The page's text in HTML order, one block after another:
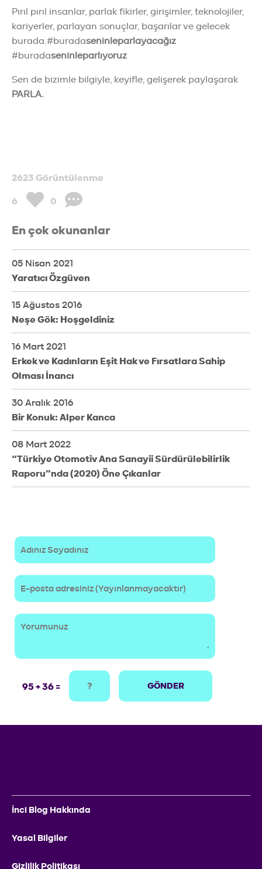
Pırıl pırıl insanlar, parlak fikirler, girişimler, teknolojiler,
kariyerler, parlayan sonuçlar, başarılar ve gelecek
burada.#buradaseninleparlayacağız
#buradaseninleparlıyoruz
Sen de bizimle bilgiyle, keyifle, gelişerek paylaşarak
PARLA.
2623 Görüntülenme
6 0
En çok okunanlar
05 Nisan 2021
Yaratıcı Özgüven
15 Ağustos 2016
Neşe Gök: Hoşgeldiniz
16 Mart 2021
Erkek ve Kadınların Eşit Hak ve Fırsatlara Sahip
Olması İnancı
30 Aralık 2016
Bir Konuk: Alper Kanca
08 Mart 2022
“Türkiye Otomotiv Ana Sanayii Sürdürülebilirlik
Raporu”nda (2020) Öne Çıkanlar
95 + 36 = GÖNDER
İnci Blog Hakkında
Yasal Bilgiler
Gizlilik Politikası